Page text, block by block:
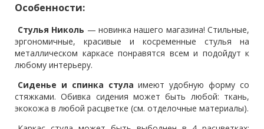
Особенности:
Стулья Николь — новинка нашего магазина! Стильные,
эргономичные, красивые и косременные стулья на
металлическом каркасе понравятся всем и подойдут к
любому интерьеру.
Сиденье и спинка стула имеют удобную форму со
стяжками. Обивка сидения может быть любой: ткань,
экокожа в любой расцветке (см. отделочные материалы).